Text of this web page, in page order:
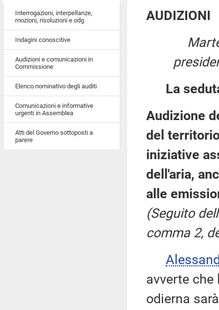
Interrogazioni, interpellanze,
mozioni, risoluzioni e odg
Indagini conoscitive
Audizioni e comunicazioni in
Commissione
Elenco nominativo degli auditi
Comunicazioni e informative
urgenti in Assemblea
Atti del Governo sottoposti a
parere
AUDIZIONI
La
Audizione
del
iniziative
dell'aria,
alle
(Seguito
comma 2,
avverte
odierna